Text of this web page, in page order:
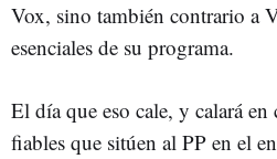
Vox, sino también contrario a
esenciales de su programa.
El día que eso cale, y calará en
fiables que sitúen al PP en el